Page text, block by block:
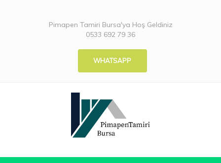
Pimapen Tamiri Bursa'ya Hoş Geldiniz
0533 692 79 36
WHATSAPP